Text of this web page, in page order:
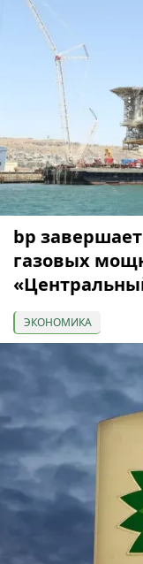
bp
газовых
ЭКОНОМИКА